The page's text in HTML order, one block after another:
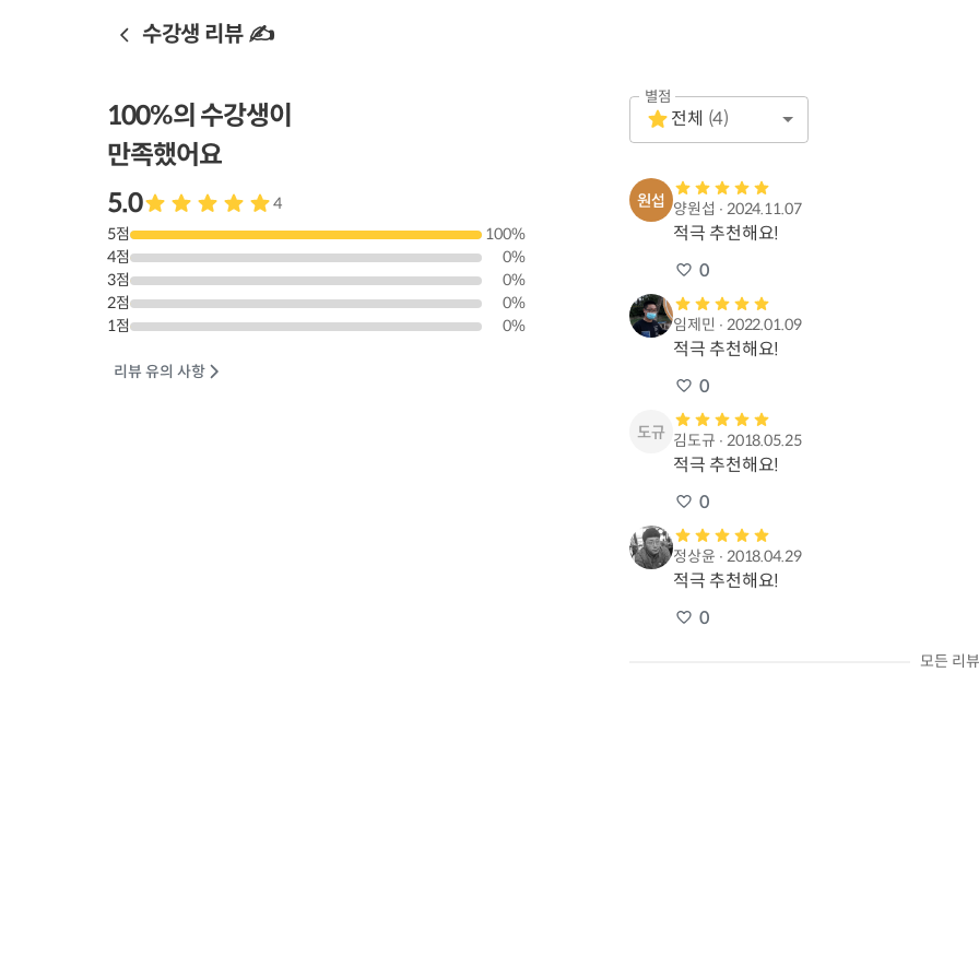
수강생 리뷰 ✍️
100%의 수강생이
만족했어요
5.0
4
5점 100%
4점 0%
3점 0%
2점 0%
1점 0%
리뷰 유의 사항
별점
1 Star
Empty
전체 (4)
양원섭 ∙ 2024.11.07
적극 추천해요!
0
임제민 ∙ 2022.01.09
적극 추천해요!
0
김도규 ∙ 2018.05.25
적극 추천해요!
0
정상윤 ∙ 2018.04.29
적극 추천해요!
0
모든 리